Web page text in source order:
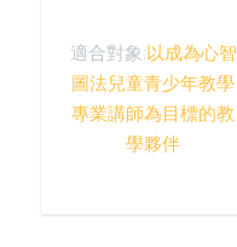
適合對象:以成為心智
圖法兒童青少年教學
專業講師為目標的教
學夥伴